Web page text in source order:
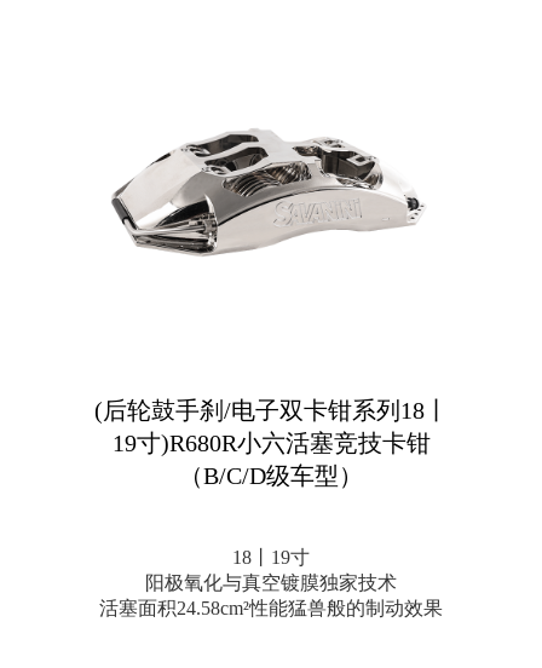
(后轮鼓手刹/电子双卡钳系列18丨
19寸)R680R小六活塞竞技卡钳
（B/C/D级车型）
18丨19寸
阳极氧化与真空镀膜独家技术
活塞面积24.58cm²性能猛兽般的制动效果